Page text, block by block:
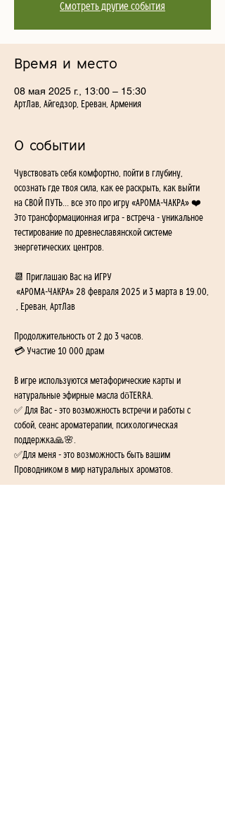
Смотреть другие события
Время и место
08 мая 2025 г., 13:00 – 15:30
АртЛав, Айгедзор, Ереван, Армения
О событии
Чувствовать себя комфортно, пойти в глубину,
осознать где твоя сила, как ее раскрыть, как выйти
на СВОЙ ПУТЬ… все это про игру «АРОМА-ЧАКРА» ❤️
Это трансформационная игра - встреча - уникальное
тестирование по древнеславянской системе
энергетических центров.
📆 Приглашаю Вас на ИГРУ
, Ереван, АртЛав
Продолжительность от 2 до 3 часов.
💳 Участие 10 000 драм
В игре используются метафорические карты и
натуральные эфирные масла dōTERRA.
✅ Для Вас - это возможность встречи и работы с
собой, сеанс ароматерапии, психологическая
поддержка🙏🌸.
✅Для меня - это возможность быть вашим
Проводником в мир натуральных ароматов.